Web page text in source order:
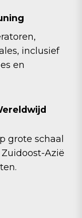
inclusief
en
grote schaal
Azië